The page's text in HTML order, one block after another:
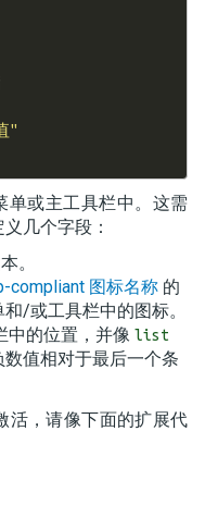
"
单或主工具栏中。这需
几个字段：
。
compliant 图标名称 的
/或工具栏中的图标。
中的位置，并像 list
值相对于最后一个条
活，请像下面的扩展代